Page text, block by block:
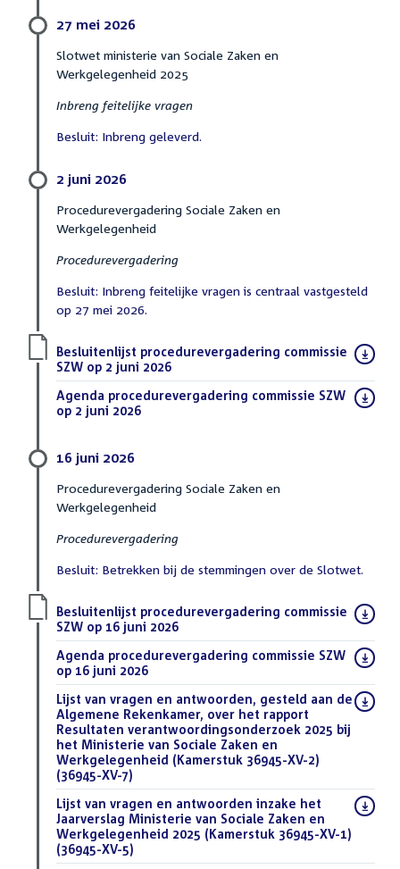
27 mei 2026
Slotwet ministerie van Sociale Zaken en
Werkgelegenheid 2025
Inbreng feitelijke vragen
Besluit: Inbreng geleverd.
2 juni 2026
Procedurevergadering Sociale Zaken en
Werkgelegenheid
Procedurevergadering
Besluit: Inbreng feitelijke vragen is centraal vastgesteld
op 27 mei 2026.
Download
bestand:
Besluitenlijst procedurevergadering commissie
SZW op 2 juni 2026
Download
bestand:
Agenda procedurevergadering commissie SZW
op 2 juni 2026
16 juni 2026
Procedurevergadering Sociale Zaken en
Werkgelegenheid
Procedurevergadering
Besluit: Betrekken bij de stemmingen over de Slotwet.
Download
bestand:
Besluitenlijst procedurevergadering commissie
SZW op 16 juni 2026
Download
bestand:
Agenda procedurevergadering commissie SZW
op 16 juni 2026
Download
bestand:
Lijst van vragen en antwoorden, gesteld aan de
Algemene Rekenkamer, over het rapport
Resultaten verantwoordingsonderzoek 2025 bij
het Ministerie van Sociale Zaken en
Werkgelegenheid (Kamerstuk 36945-XV-2)
(36945-XV-7)
Download
bestand:
Lijst van vragen en antwoorden inzake het
Jaarverslag Ministerie van Sociale Zaken en
Werkgelegenheid 2025 (Kamerstuk 36945-XV-1)
(36945-XV-5)